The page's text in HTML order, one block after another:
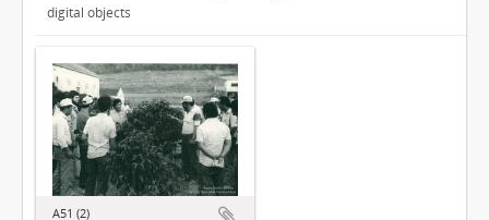
digital objects
A51 (2)